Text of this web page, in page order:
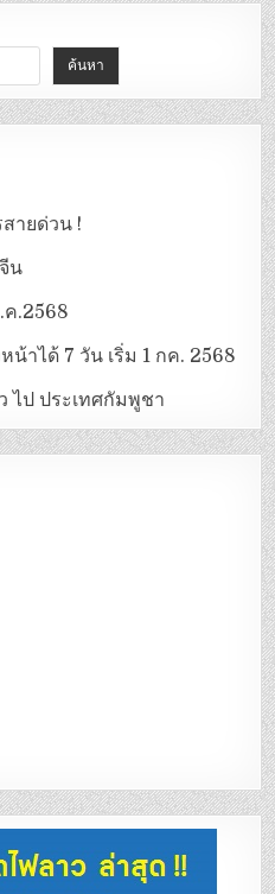
ค้นหา
ายด่วน !
น
ค.2568
น้าได้ 7 วัน เริ่ม 1 กค. 2568
ไป ประเทศกัมพูชา